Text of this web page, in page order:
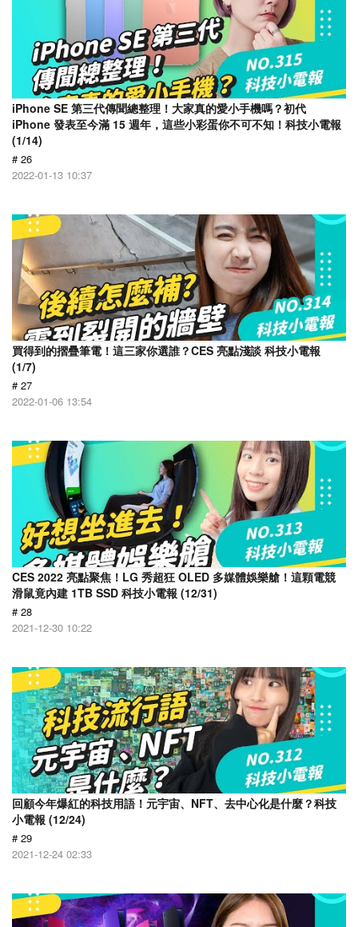
iPhone SE 第三代傳聞總整理！大家真的愛小手機嗎？初代
iPhone 發表至今滿 15 週年，這些小彩蛋你不可不知！科技小電報
(1/14)
# 26
2022-01-13 10:37
買得到的摺疊筆電！這三家你選誰？CES 亮點淺談 科技小電報
(1/7)
# 27
2022-01-06 13:54
CES 2022 亮點聚焦！LG 秀超狂 OLED 多媒體娛樂艙！這顆電競
滑鼠竟內建 1TB SSD 科技小電報 (12/31)
# 28
2021-12-30 10:22
回顧今年爆紅的科技用語！元宇宙、NFT、去中心化是什麼？科技
小電報 (12/24)
# 29
2021-12-24 02:33